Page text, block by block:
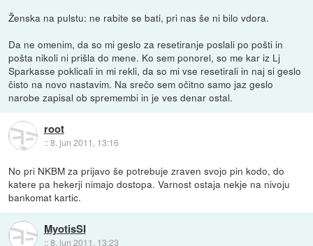
Ženska na pulstu: ne rabite se bati, pri nas še ni bilo vdora.
Da ne omenim, da so mi geslo za resetiranje poslali po pošti in
pošta nikoli ni prišla do mene. Ko sem ponorel, so me kar iz Lj
Sparkasse poklicali in mi rekli, da so mi vse resetirali in naj si geslo
čisto na novo nastavim. Na srečo sem očitno samo jaz geslo
narobe zapisal ob spremembi in je ves denar ostal.
root
::8. jun 2011, 13:16
No pri NKBM za prijavo še potrebuje zraven svojo pin kodo, do
katere pa hekerji nimajo dostopa. Varnost ostaja nekje na nivoju
bankomat kartic.
MyotisSI
::8. jun 2011, 13:23